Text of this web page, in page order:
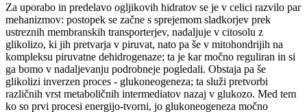
Za uporabo in predelavo ogljikovih hidratov se je v celici razvilo par
mehanizmov: postopek se začne s sprejemom sladkorjev prek
ustreznih membranskih transporterjev, nadaljuje v citosolu z
glikolizo, ki jih pretvarja v piruvat, nato pa še v mitohondrijih na
kompleksu piruvatne dehidrogenaze; ta je kar močno reguliran in si
ga bomo v nadaljevanju podrobneje pogledali. Obstaja pa še
glikolizi inverzen proces - glukoneogeneza; ta služi pretvorbi
različnih vrst metaboličnih intermediatov nazaj v glukozo. Med tem
ko so prvi procesi energijo-tvorni, jo glukoneogeneza močno